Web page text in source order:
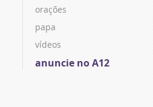
orações
papa
vídeos
anuncie no A12